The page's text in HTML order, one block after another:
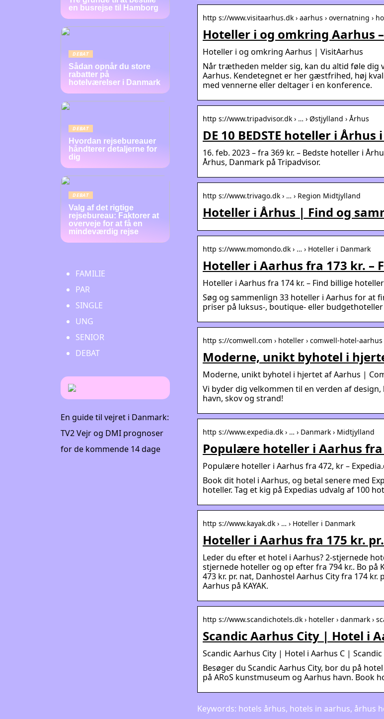
http s://www.visitaarhus.dk › aarhus › overnatning ›
Hoteller i og omkring Aarhus
Hoteller i og omkring Aarhus | VisitAarhus
Når trætheden melder sig, kan du altid føle dig
Aarhus. Kendetegnet er her gæstfrihed, høj
med vennerne eller deltager i en konference.
http s://www.tripadvisor.dk › … › Østjylland › Århus
DE 10 BEDSTE hoteller i
16. feb. 2023 – fra 369 kr. – Bedste hoteller i
Århus, Danmark på Tripadvisor.
http s://www.trivago.dk › … › Region Midtjylland
Hoteller i Århus | Find og
http s://www.momondo.dk › … › Hoteller i Danmark
Hoteller i Aarhus fra 173 kr. –
Hoteller i Aarhus fra 174 kr. – Find billige
Søg og sammenlign 33 hoteller i Aarhus for at
priser på luksus-, boutique- eller
http s://comwell.com › hoteller › comwell-hotel-aarhus
Moderne, unikt byhotel i
Moderne, unikt byhotel i hjertet af Aarhus |
Vi byder dig velkommen til en verden af
havn, skov og strand!
http s://www.expedia.dk › … › Danmark › Midtjylland
Populære hoteller i Aarhus fra
Populære hoteller i Aarhus fra 472, kr –
Book dit hotel i Aarhus, og betal senere med
hoteller. Tag et kig på Expedias udvalg af 100
http s://www.kayak.dk › … › Hoteller i Danmark
Hoteller i Aarhus fra 175 kr.
Leder du efter et hotel i Aarhus? 2-stjernede
stjernede hoteller og op efter fra 794 kr.. Bo på
473 kr. pr. nat, Danhostel Aarhus City fra 174
Aarhus på KAYAK.
http s://www.scandichotels.dk › hoteller › danmark ›
Scandic Aarhus City | Hotel i
Scandic Aarhus City | Hotel i Aarhus C |
Besøger du Scandic Aarhus City, bor du på
på ARoS kunstmuseum og Aarhus havn. Book
Keywords: hotels århus, hotels in aarhus, århus
en busrejse til Hamborg
DEBAT
Sådan opnår du store
rabatter på
hotelværelser i Danmark
DEBAT
Hvordan rejsebureauer
håndterer detaljerne for
dig
DEBAT
Valg af det rigtige
rejsebureau: Faktorer at
overveje for at få en
mindeværdig rejse
FAMILIE
PAR
SINGLE
UNG
SENIOR
DEBAT
En guide til vejret i Danmark:
TV2 Vejr og DMI prognoser
for de kommende 14 dage